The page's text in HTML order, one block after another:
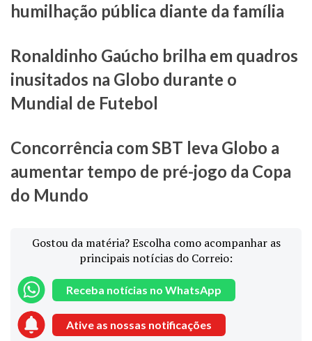
humilhação pública diante da família
Ronaldinho Gaúcho brilha em quadros
inusitados na Globo durante o
Mundial de Futebol
Concorrência com SBT leva Globo a
aumentar tempo de pré-jogo da Copa
do Mundo
Gostou da matéria? Escolha como acompanhar as
principais notícias do Correio:
Receba notícias no WhatsApp
Ative as nossas notificações